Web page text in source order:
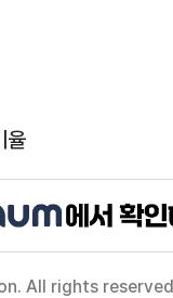
율
All rights